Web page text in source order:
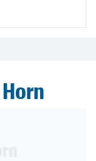
Horn